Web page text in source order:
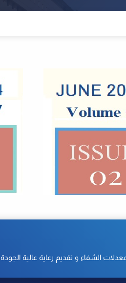
الشفاء و تقديم رعاية عالية الجودة